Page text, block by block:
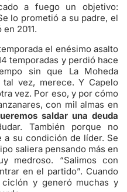
a fuego un objetivo:
lo prometió a su padre, el
2011.
el enésimo asalto
temporadas y perdió hace
sin que La Moheda
vez, merece. Y Capelo
vez. Por eso, y por cómo
con mil almas en
saldar una deuda
También porque no
su condición de líder. Se
saliera pensando más en
medroso. “Salimos con
en el partido”. Cuando
y generó muchas y